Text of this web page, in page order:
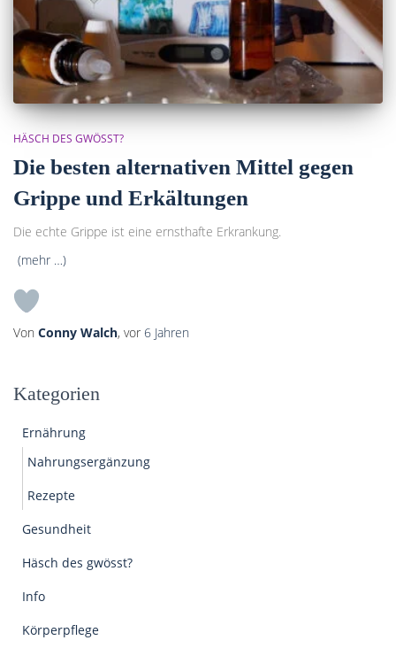
HÄSCH DES GWÖSST?
Die besten alternativen Mittel gegen
Grippe und Erkältungen
Die echte Grippe ist eine ernsthafte Erkrankung.
(mehr …)
Von Conny Walch, vor 6 Jahren
Kategorien
Ernährung
Nahrungsergänzung
Rezepte
Gesundheit
Häsch des gwösst?
Info
Körperpflege